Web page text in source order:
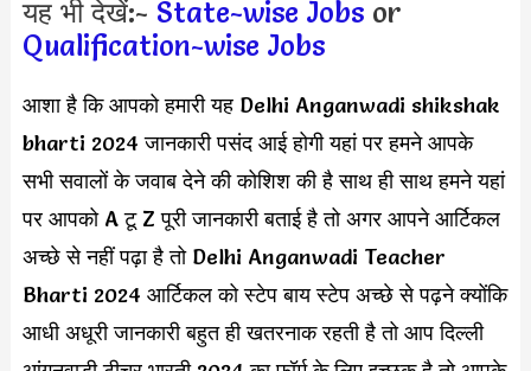
यह भी देखें:- State-wise Jobs or
Qualification-wise Jobs
आशा है कि आपको हमारी यह Delhi Anganwadi shikshak
bharti 2024 जानकारी पसंद आई होगी यहां पर हमने आपके
सभी सवालों के जवाब देने की कोशिश की है साथ ही साथ हमने यहां
पर आपको A टू Z पूरी जानकारी बताई है तो अगर आपने आर्टिकल
अच्छे से नहीं पढ़ा है तो Delhi Anganwadi Teacher
Bharti 2024 आर्टिकल को स्टेप बाय स्टेप अच्छे से पढ़ने क्योंकि
आधी अधूरी जानकारी बहुत ही खतरनाक रहती है तो आप दिल्ली